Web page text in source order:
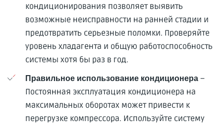
кондиционирования позволяет выявить
возможные неисправности на ранней стадии и
предотвратить серьезные поломки. Проверяйте
уровень хладагента и общую работоспособность
системы хотя бы раз в год.
Правильное использование кондиционера –
Постоянная эксплуатация кондиционера на
максимальных оборотах может привести к
перегрузке компрессора. Используйте систему